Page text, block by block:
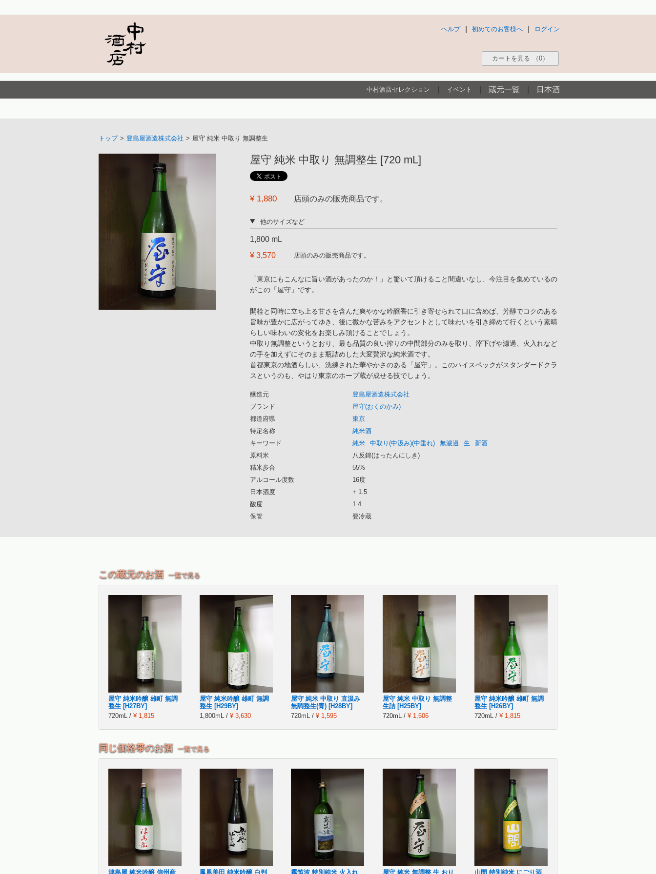
ログイン
初めてのお客様へ
ヘルプ
カートを見る （0）
中村酒店セレクション イベント 蔵元一覧 日本酒
トップ > 豊島屋酒造株式会社 > 屋守 純米 中取り 無調整生
屋守 純米 中取り 無調整生 [720 mL]
¥ 1,880 店頭のみの販売商品です。
他のサイズなど
1,800 mL
¥ 3,570
店頭のみの販売商品です。
「東京にもこんなに旨い酒があったのか！」と驚いて頂けること間違いなし、今注目を集めているの
がこの「屋守」です。
開栓と同時に立ち上る甘さを含んだ爽やかな吟醸香に引き寄せられて口に含めば、芳醇でコクのある
旨味が豊かに広がってゆき、後に微かな苦みをアクセントとして味わいを引き締めて行くという素晴
らしい味わいの変化をお楽しみ頂けることでしょう。
中取り無調整というとおり、最も品質の良い搾りの中間部分のみを取り、滓下げや濾過、火入れなど
の手を加えずにそのまま瓶詰めした大変贅沢な純米酒です。
首都東京の地酒らしい、洗練された華やかさのある「屋守」。このハイスペックがスタンダードクラ
スというのも、やはり東京のホープ蔵が成せる技でしょう。
醸造元
豊島屋酒造株式会社
ブランド
屋守(おくのかみ)
都道府県
東京
特定名称
純米酒
キーワード
純米 中取り(中汲み)(中垂れ) 無濾過 生
新酒
原料米
八反錦(はったんにしき)
精米歩合
55%
アルコール度数
16度
日本酒度
+ 1.5
酸度
1.4
保管
要冷蔵
この蔵元のお酒 一覧で見る
屋守 純米吟醸 雄町 無調
整生 [H27BY]
720mL / ¥ 1,815
屋守 純米吟醸 雄町 無調
整生 [H29BY]
1,800mL / ¥ 3,630
屋守 純米 中取り 直汲み
無調整生(青) [H28BY]
720mL / ¥ 1,595
屋守 純米 中取り 無調整
生詰 [H25BY]
720mL / ¥ 1,606
屋守 純米吟醸 雄町 無調
整生 [H26BY]
720mL / ¥ 1,815
同じ価格帯のお酒 一覧で見る
津島屋 純米吟醸 信州産 鳳凰美田 純米吟醸 白判 霧筑波 特別純米 火入れ 屋守 純米 無調整 生 おり 山間 特別純米 にごり酒